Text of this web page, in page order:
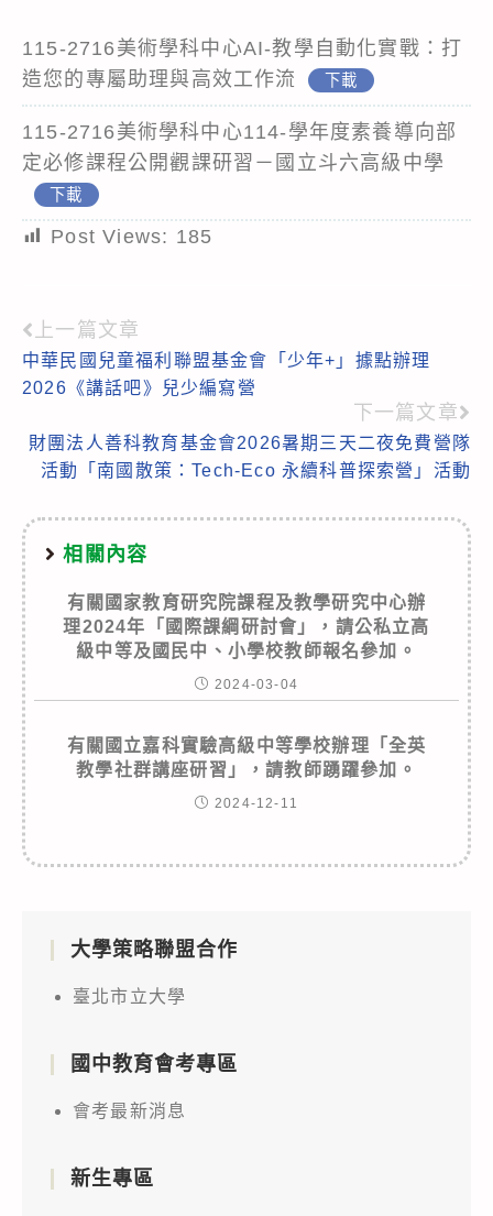
115-2716美術學科中心AI-教學自動化實戰：打
造您的專屬助理與高效工作流
下載
115-2716美術學科中心114-學年度素養導向部
定必修課程公開觀課研習－國立斗六高級中學
下載
Post Views: 185
Read
more
上一篇文章
中華民國兒童福利聯盟基金會「少年+」據點辦理
2026《講話吧》兒少編寫營
下一篇文章
財團法人善科教育基金會2026暑期三天二夜免費營隊
活動「南國散策：Tech-Eco 永續科普探索營」活動
相關內容
有關國家教育研究院課程及教學研究中心辦
理2024年「國際課綱研討會」，請公私立高
級中等及國民中、小學校教師報名參加。
2024-03-04
有關國立嘉科實驗高級中等學校辦理「全英
教學社群講座研習」，請教師踴躍參加。
2024-12-11
大學策略聯盟合作
臺北市立大學
國中教育會考專區
會考最新消息
新生專區